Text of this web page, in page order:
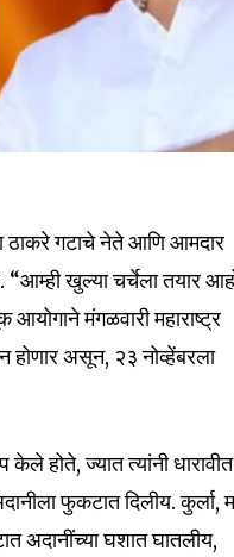
ठाकरे गटाचे नेते आणि आमदार
“आम्ही खुल्या चर्चेला तयार
मंगळवारी महाराष्ट्र
होणार असून, २३ नोव्हेंबरला
केले होते, ज्यात त्यांनी धारावीत
फुकटात दिलीय. कुर्ला,
अदानींच्या घशात घातलीय,